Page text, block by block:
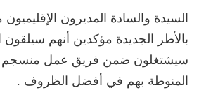
السيدة والسادة المديرون
بالأطر الجديدة مؤكدين أنهم سيلقون
سيشتغلون ضمن فريق عمل منسجم
المنوطة بهم في أفضل الظروف .